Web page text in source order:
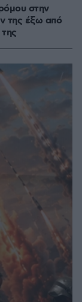
στην
της έξω από